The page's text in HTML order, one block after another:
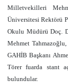
Milletvekilleri
Üniversitesi Rektörü
Okulu Müdürü Doç.
Mehmet
GAHİB Başkanı
Törer fuarda stant
bulundular.